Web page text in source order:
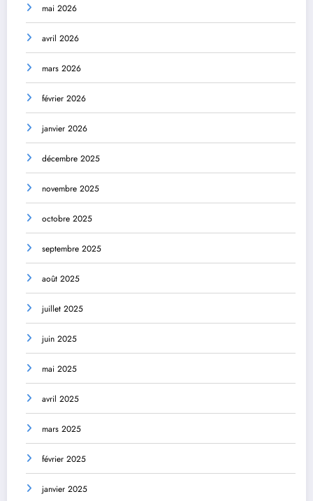
mai 2026
avril 2026
mars 2026
février 2026
janvier 2026
décembre 2025
novembre 2025
octobre 2025
septembre 2025
août 2025
juillet 2025
juin 2025
mai 2025
avril 2025
mars 2025
février 2025
janvier 2025